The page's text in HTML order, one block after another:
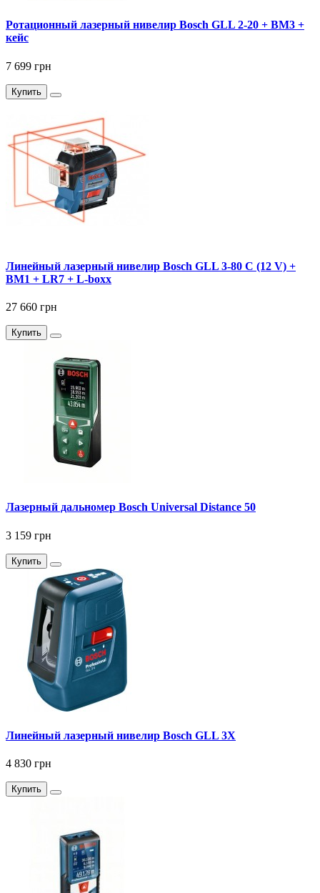
Ротационный лазерный нивелир Bosch GLL 2-20 + BM3 +
кейс
7 699 грн
Купить
Линейный лазерный нивелир Bosch GLL 3-80 C (12 V) +
BM1 + LR7 + L-boxx
27 660 грн
Купить
Лазерный дальномер Bosch Universal Distance 50
3 159 грн
Купить
Линейный лазерный нивелир Bosch GLL 3X
4 830 грн
Купить